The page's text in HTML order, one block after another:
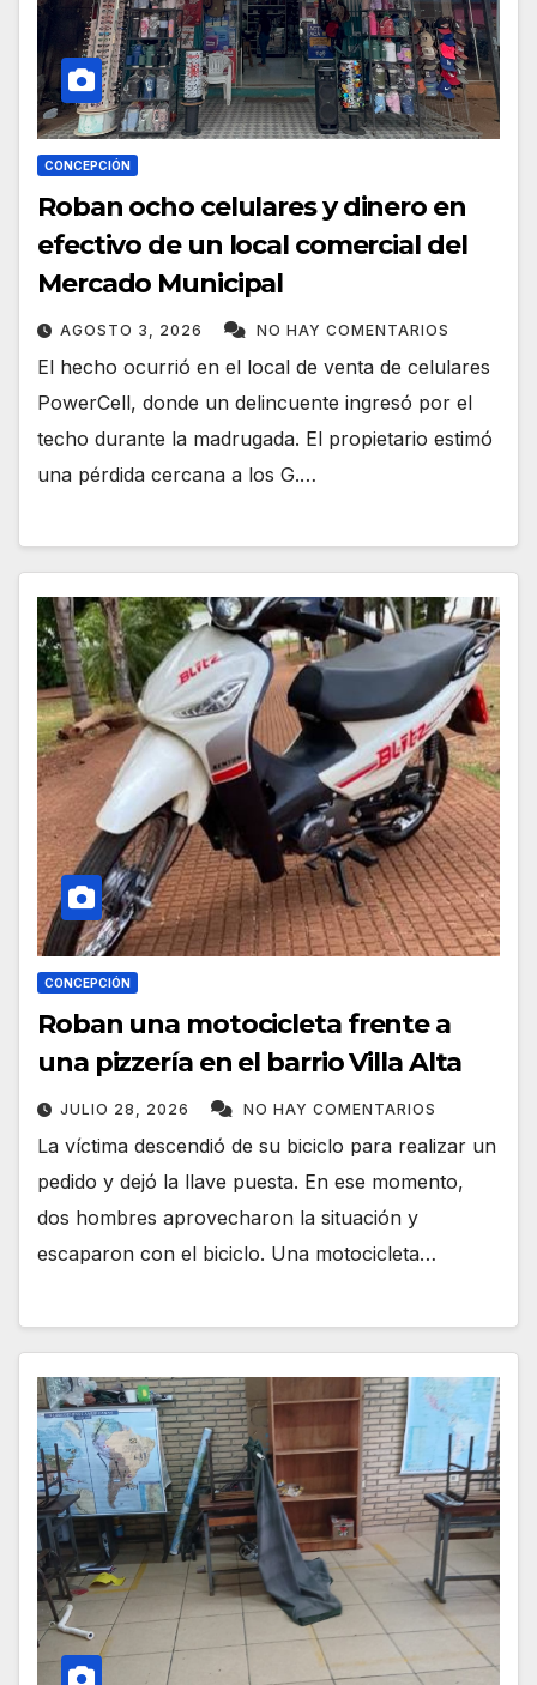
CONCEPCIÓN
Roban ocho celulares y dinero en
efectivo de un local comercial del
Mercado Municipal
AGOSTO 3, 2026 NO HAY COMENTARIOS
El hecho ocurrió en el local de venta de celulares
PowerCell, donde un delincuente ingresó por el
techo durante la madrugada. El propietario estimó
una pérdida cercana a los G.…
CONCEPCIÓN
Roban una motocicleta frente a
una pizzería en el barrio Villa Alta
JULIO 28, 2026 NO HAY COMENTARIOS
La víctima descendió de su biciclo para realizar un
pedido y dejó la llave puesta. En ese momento,
dos hombres aprovecharon la situación y
escaparon con el biciclo. Una motocicleta…